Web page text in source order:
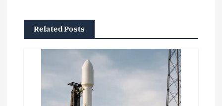
ó
Related Posts